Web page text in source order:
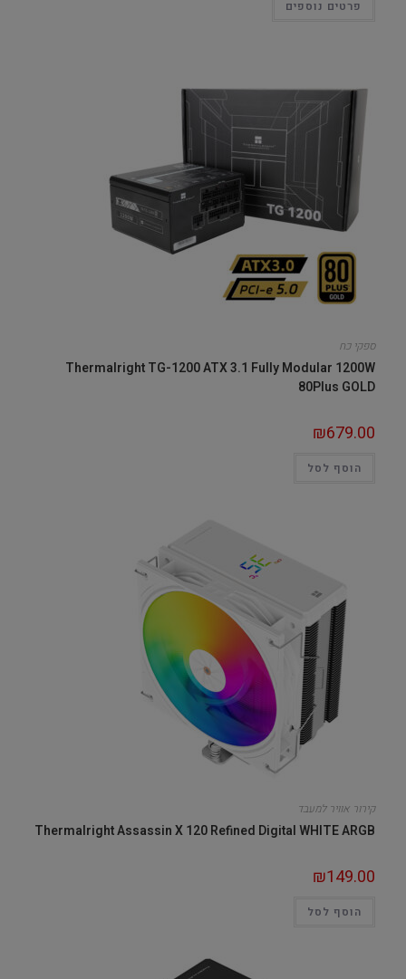
פרטים נוספים
ספקי כח
Thermalright TG-1200 ATX 3.1 Fully Modular 1200W
80Plus GOLD
₪679.00
הוסף לסל
קירור אוויר למעבד
Thermalright Assassin X 120 Refined Digital WHITE ARGB
₪149.00
הוסף לסל